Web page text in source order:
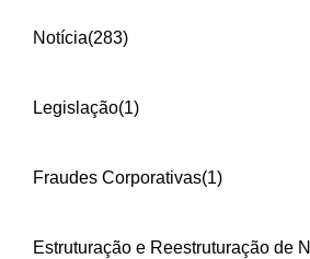
Notícia(283)
Legislação(1)
Fraudes Corporativas(1)
Estruturação e Reestruturação de